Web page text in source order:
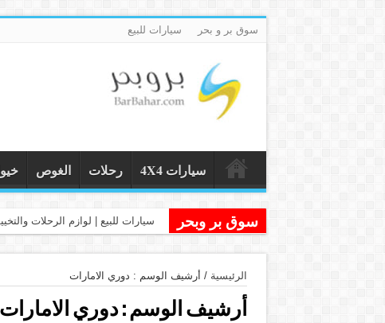
سوق بر و بحر سيارات للبيع
سيارات 4X4 رحلات الغوص
سوق بر وبحر سيارات للبيع | لوازم الرحلات
الرئيسية / أرشيف الوسم : دوري الامارات
أرشيف الوسم :دوري الامارات